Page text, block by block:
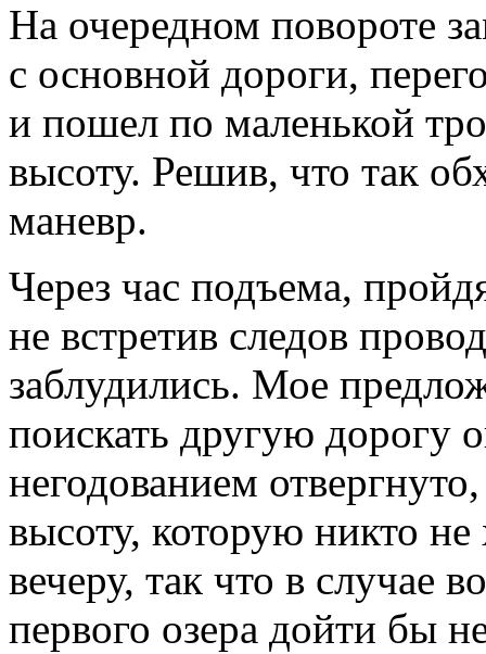
На очередном повороте
с основной дороги,
и пошел по маленькой
высоту. Решив, что так
маневр.
Через час подъема,
не встретив следов
заблудились. Мое
поискать другую дорогу
негодованием
высоту, которую никто
вечеру, так что в случае
первого озера дойти бы